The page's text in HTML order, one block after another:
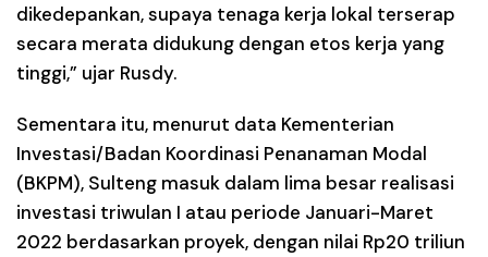
dikedepankan, supaya tenaga kerja lokal terserap
secara merata didukung dengan etos kerja yang
tinggi,” ujar Rusdy.
Sementara itu, menurut data Kementerian
Investasi/Badan Koordinasi Penanaman Modal
(BKPM), Sulteng masuk dalam lima besar realisasi
investasi triwulan I atau periode Januari-Maret
2022 berdasarkan proyek, dengan nilai Rp20 triliun